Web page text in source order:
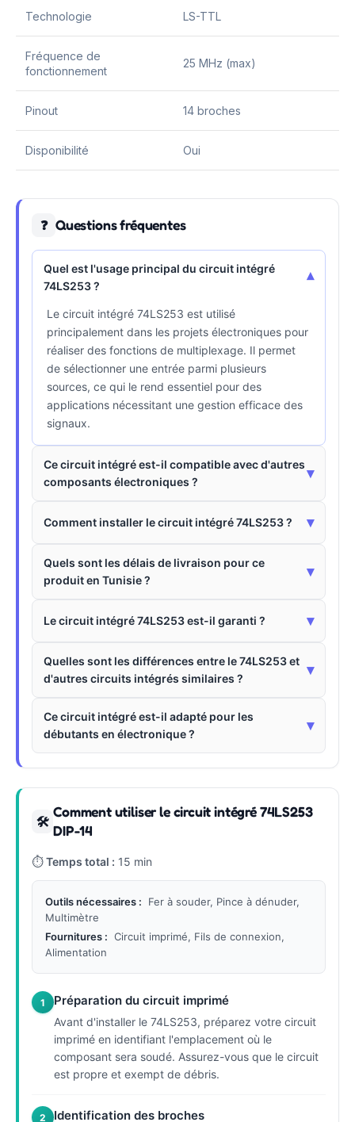
Technologie LS-TTL
Fréquence de
fonctionnement
25 MHz (max)
Pinout 14 broches
Disponibilité Oui
❓ Questions fréquentes
Quel est l'usage principal du circuit intégré
74LS253 ?
▾
Le circuit intégré 74LS253 est utilisé
principalement dans les projets électroniques pour
réaliser des fonctions de multiplexage. Il permet
de sélectionner une entrée parmi plusieurs
sources, ce qui le rend essentiel pour des
applications nécessitant une gestion efficace des
signaux.
Ce circuit intégré est-il compatible avec d'autres
composants électroniques ?
▾
Comment installer le circuit intégré 74LS253 ? ▾
Quels sont les délais de livraison pour ce
produit en Tunisie ?
▾
Le circuit intégré 74LS253 est-il garanti ? ▾
Quelles sont les différences entre le 74LS253 et
d'autres circuits intégrés similaires ?
▾
Ce circuit intégré est-il adapté pour les
débutants en électronique ?
▾
🛠
Comment utiliser le circuit intégré 74LS253
DIP-14
⏱Temps total : 15 min
Outils nécessaires :
Fer à souder, Pince à dénuder,
Multimètre
Fournitures : Circuit imprimé, Fils de connexion,
Alimentation
1 Préparation du circuit imprimé
Avant d'installer le 74LS253, préparez votre circuit
imprimé en identifiant l'emplacement où le
composant sera soudé. Assurez-vous que le circuit
est propre et exempt de débris.
2 Identification des broches